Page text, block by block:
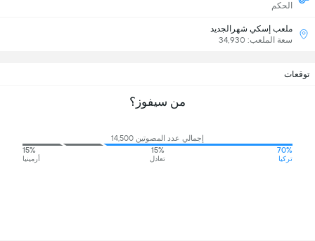
الحكم
ملعب إسكي شهرالجديد
سعة الملعب: 34,930
توقعات
من سيفوز؟
إجمالي عدد المصوتين 14,500
70%
تركيا
15%
تعادل
15%
أرمينيا